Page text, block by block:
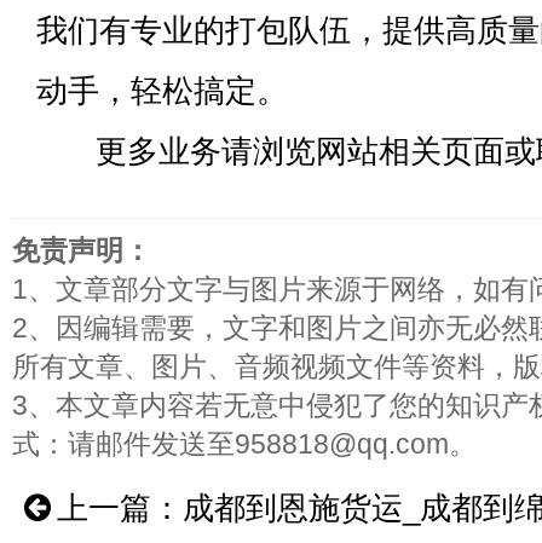
我们有专业的打包队伍，提供高质
动手，轻松搞定。
更多业务请浏览网站相关页
免责声明：
1、文章部分文字与图片来源于网络，如有
2、因编辑需要，文字和图片之间亦无必
所有文章、图片、音频视频文件等资料，
3、本文章内容若无意中侵犯了您的知识
式：请邮件发送至958818@qq.com。
上一篇： 成都到恩施货运_成都到